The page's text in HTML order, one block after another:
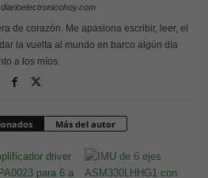
de corazón. Me apasiona escribir, leer, el
la vuelta al mundo en barco algún día
a los míos.
Más del autor